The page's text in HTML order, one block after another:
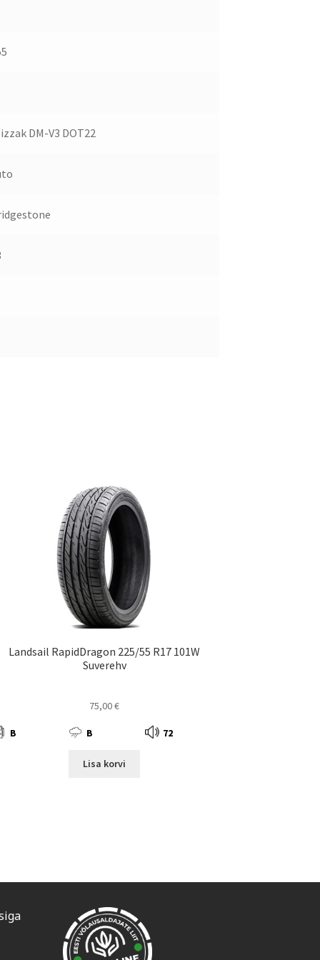
DM-V3 DOT22
Landsail RapidDragon 225/55 R17 101W
Suverehv
75,00€
B B 72
Lisa korvi